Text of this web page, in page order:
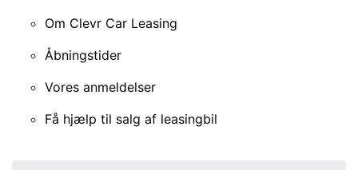
Om Clevr Car Leasing
Åbningstider
Vores anmeldelser
Få hjælp til salg af leasingbil